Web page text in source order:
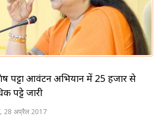
पट्टा आवंटन अभियान में 25 हजार से
पट्टे जारी
28 अप्रैल 2017